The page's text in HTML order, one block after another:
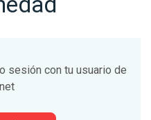
sesión con tu usuario de